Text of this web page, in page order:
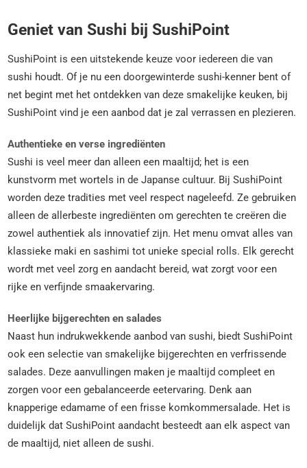
Geniet van Sushi bij SushiPoint
SushiPoint is een uitstekende keuze voor iedereen die van
sushi houdt. Of je nu een doorgewinterde sushi-kenner bent of
net begint met het ontdekken van deze smakelijke keuken, bij
SushiPoint vind je een aanbod dat je zal verrassen en plezieren.
Authentieke en verse ingrediënten
Sushi is veel meer dan alleen een maaltijd; het is een
kunstvorm met wortels in de Japanse cultuur. Bij SushiPoint
worden deze tradities met veel respect nageleefd. Ze gebruiken
alleen de allerbeste ingrediënten om gerechten te creëren die
zowel authentiek als innovatief zijn. Het menu omvat alles van
klassieke maki en sashimi tot unieke special rolls. Elk gerecht
wordt met veel zorg en aandacht bereid, wat zorgt voor een
rijke en verfijnde smaakervaring.
Heerlijke bijgerechten en salades
Naast hun indrukwekkende aanbod van sushi, biedt SushiPoint
ook een selectie van smakelijke bijgerechten en verfrissende
salades. Deze aanvullingen maken je maaltijd compleet en
zorgen voor een gebalanceerde eetervaring. Denk aan
knapperige edamame of een frisse komkommersalade. Het is
duidelijk dat SushiPoint aandacht besteedt aan elk aspect van
de maaltijd, niet alleen de sushi.